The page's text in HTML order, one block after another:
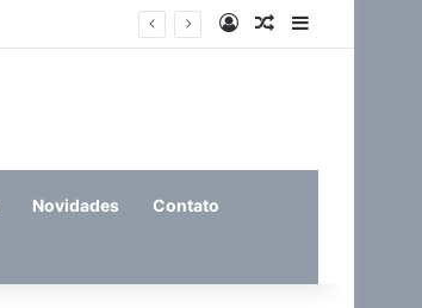
EntrarArtigo aleatório
Barra Lateral
Novidades Contato